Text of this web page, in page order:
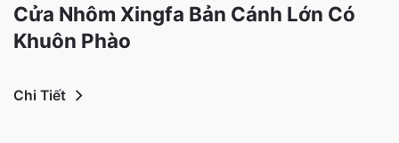
Cửa Nhôm Xingfa Bản Cánh Lớn Có
Khuôn Phào
Chi Tiết